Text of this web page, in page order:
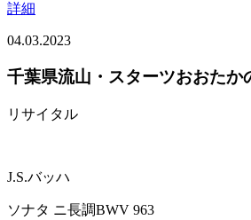
詳細
04.03.2023
千葉県流山・スターツおおたか
リサイタル
J.S.バッハ
ソナタ ニ長調BWV 963